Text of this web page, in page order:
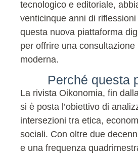
tecnologico e editoriale,
venticinque anni di
questa nuova piattaforma
per offrire una consultazione
moderna.
Perché questa
La rivista Oikonomia, fin
si è posta l’obiettivo di
intersezioni tra etica,
sociali. Con oltre due
e una frequenza